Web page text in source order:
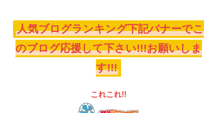
人気ブログランキング下記バナーでこ
のブログ応援して下さい!!!お願いしま
す!!!
これこれ!!